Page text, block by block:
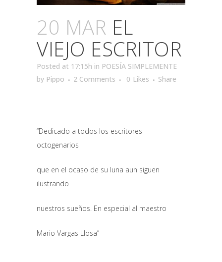
20 MAR EL
VIEJO ESCRITOR
Posted at 17:15h in POESÍA SIMPLEMENTE
by Pippo 2 Comments 0 Likes Share
“Dedicado a todos los escritores
octogenarios
que en el ocaso de su luna aun siguen
ilustrando
nuestros sueños. En especial al maestro
Mario Vargas Llosa”